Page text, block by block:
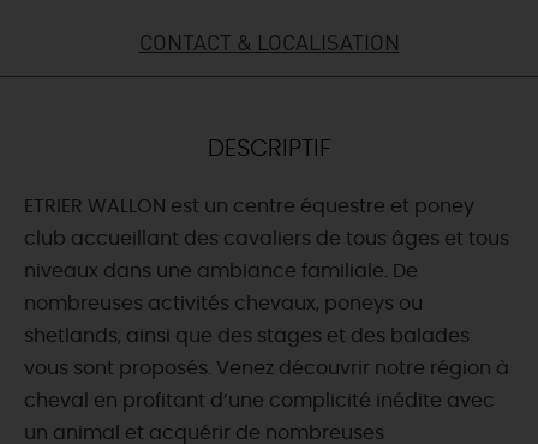
DEMAIN
CE WEEK-END
CETTE SEMAINE
TOUT L'AGENDA
CONTACT & LOCALISATION
DESCRIPTIF
ETRIER WALLON est un centre équestre et poney
club accueillant des cavaliers de tous âges et tous
niveaux dans une ambiance familiale. De
nombreuses activités chevaux, poneys ou
shetlands, ainsi que des stages et des balades
vous sont proposés. Venez découvrir notre région à
cheval en profitant d’une complicité inédite avec
un animal et acquérir de nombreuses